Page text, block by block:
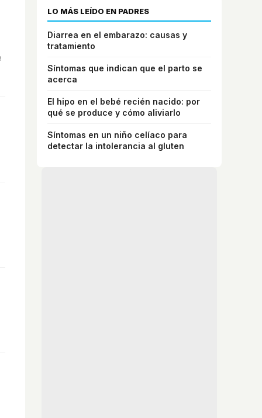
LO MÁS LEÍDO EN PADRES
Diarrea en el embarazo: causas y
tratamiento
Síntomas que indican que el parto se
acerca
El hipo en el bebé recién nacido: por
qué se produce y cómo aliviarlo
Síntomas en un niño celíaco para
detectar la intolerancia al gluten